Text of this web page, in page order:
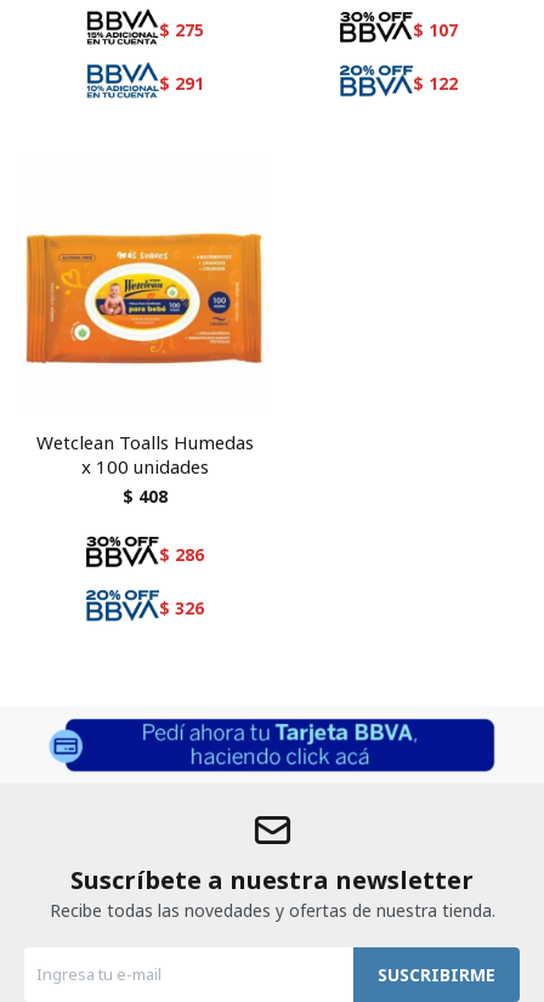
$ 275
$ 291
$ 107
$ 122
Wetclean Toalls Humedas
x 100 unidades
$ 408
$ 286
$ 326
Suscríbete a nuestra newsletter
Recibe todas las novedades y ofertas de nuestra tienda.
SUSCRIBIRME